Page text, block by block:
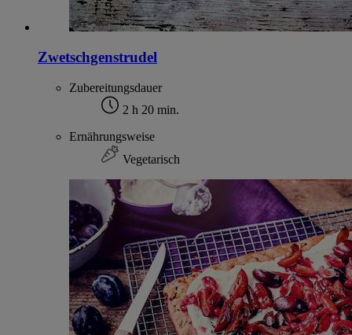
Zwetschgenstrudel
Zubereitungsdauer
2 h 20 min.
Ernährungsweise
Vegetarisch